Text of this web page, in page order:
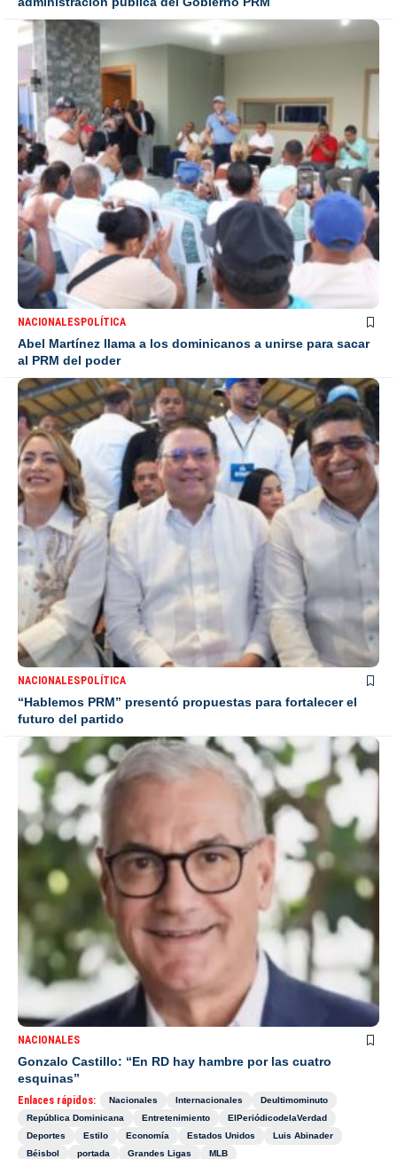
NACIONALESPOLÍTICA
Abel Martínez llama a los dominicanos a unirse para sacar
al PRM del poder
NACIONALESPOLÍTICA
“Hablemos PRM” presentó propuestas para fortalecer el
futuro del partido
NACIONALES
Gonzalo Castillo: “En RD hay hambre por las cuatro
esquinas”
Enlaces rápidos: Nacionales Internacionales
Deultimominuto
República Dominicana
Entretenimiento
ElPeriódicodelaVerdad
Deportes
Estilo Economía Estados Unidos
Luis Abinader
Béisbol
portada Grandes Ligas MLB